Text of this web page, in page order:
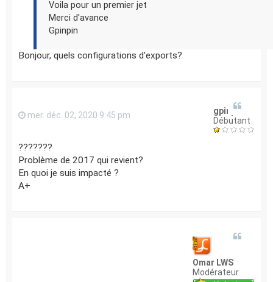
Voila pour un premier jet
Merci d'avance
Gpinpin
Bonjour, quels configurations d'exports?
gpinpin
Débutant
mer. déc. 02, 2020 9:45 pm
???????
Problème de 2017 qui revient?
En quoi je suis impacté ?
A+
Omar LWS
Modérateur